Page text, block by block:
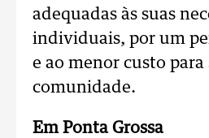
adequadas às suas
individuais, por um
e ao menor custo para
comunidade.
Em Ponta Grossa